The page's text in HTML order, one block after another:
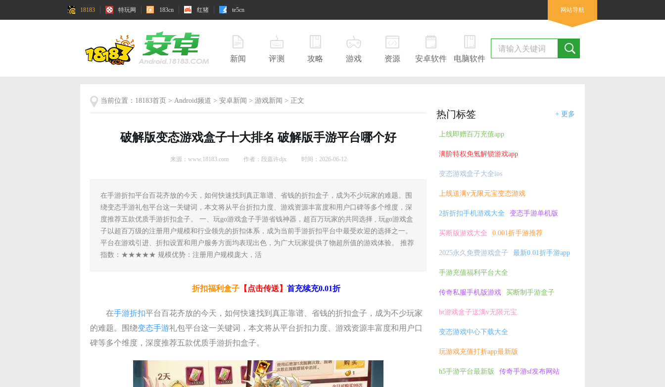
18183 特玩网 183cn 红猪 te5cn 网站导航
新闻 评测 攻略 游戏 资源 安卓软件 电脑软件
当前位置： 18183首页 > Android频道 > 安卓新闻 > 游戏新闻 > 正文
破解版变态游戏盒子十大排名 破解版手游平台哪个好
来源：www.18183.com 作者：段嘉许djx 时间：2026-06-12
在手游折扣平台百花齐放的今天，如何快速找到真正靠谱、省钱的折扣盒子，成为不少玩家的难题。围
绕变态手游礼包平台这一关键词，本文将从平台折扣力度、游戏资源丰富度和用户口碑等多个维度，深
度推荐五款优质手游折扣盒子。 一、玩go游戏盒子手游省钱神器，超百万玩家的共同选择 , 玩go游戏盒
子以超百万级的注册用户规模和行业领先的折扣体系，成为当前手游折扣平台中最受欢迎的选择之一。
平台在游戏引进、折扣设置和用户服务方面均表现出色，为广大玩家提供了物超所值的游戏体验。 推荐
指数：★★★★★ 规模优势：注册用户规模庞大，活
折扣福利盒子 【点击传送】 首充续充0.01折
在手游折扣平台百花齐放的今天，如何快速找到真正靠谱、省钱的折扣盒子，成为不少玩家
的难题。围绕变态手游礼包平台这一关键词，本文将从平台折扣力度、游戏资源丰富度和用户口
碑等多个维度，深度推荐五款优质手游折扣盒子。
+ 更多
热门标签
上线即赠百万充值app
满阶特权免氪解锁游戏app
变态游戏盒子大全ios
上线送满v无限元宝变态游戏
2折折扣手机游戏大全 变态手游单机版
买断版游戏大全 0.001折手游推荐
2025永久免费游戏盒子 最新0.01折手游app
手游充值福利平台大全
传奇私服手机版游戏 买断制手游盒子
bt游戏盒子送满v无限元宝
变态游戏中心下载大全
玩游戏充值打折app最新版
h5手游平台最新版 传奇手游sf发布网站